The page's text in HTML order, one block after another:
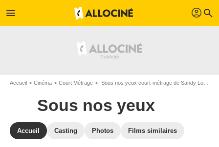
menu profil search
Accueil Cinéma Court Métrage Sous nos yeux court-métrage de Sandy Lobry
Sous nos yeux
Accueil Casting Photos Films similaires